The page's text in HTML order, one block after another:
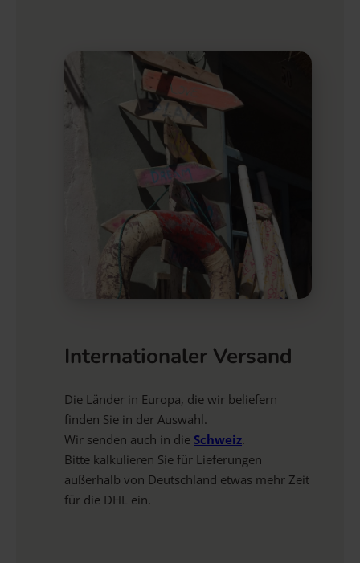
Internationaler Versand
Die Länder in Europa, die wir beliefern
finden Sie in der Auswahl.
Wir senden auch in die Schweiz.
Bitte kalkulieren Sie für Lieferungen
außerhalb von Deutschland etwas mehr Zeit
für die DHL ein.